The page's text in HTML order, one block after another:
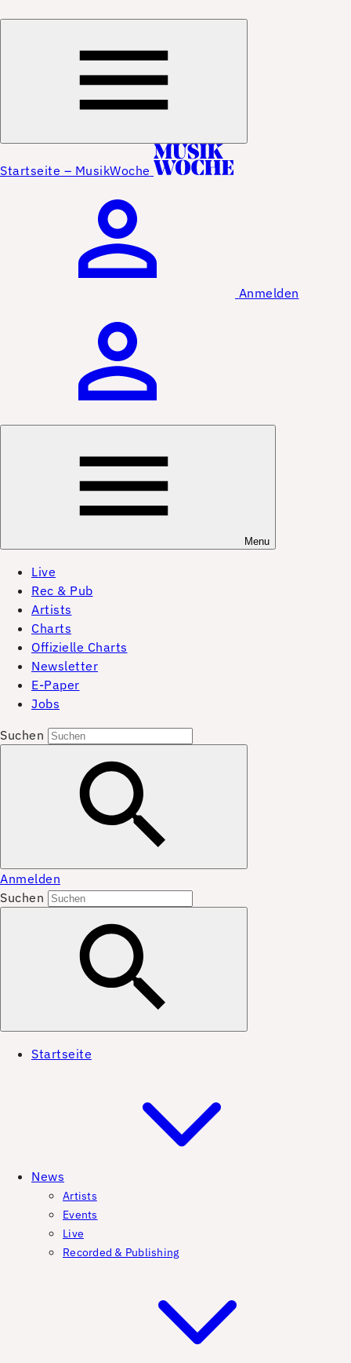
Startseite – MusikWoche
Anmelden
Menu
Live
Rec & Pub
Artists
Charts
Offizielle Charts
Newsletter
E-Paper
Jobs
Suchen
Anmelden
Suchen
Startseite
News
Artists
Events
Live
Recorded & Publishing